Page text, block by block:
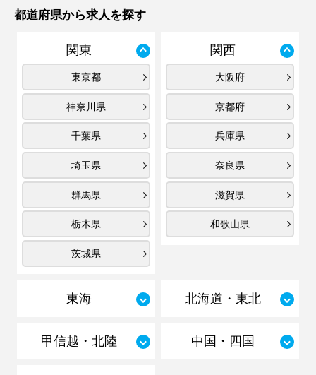
都道府県から求人を探す
関東
東京都
神奈川県
千葉県
埼玉県
群馬県
栃木県
茨城県
関西
大阪府
京都府
兵庫県
奈良県
滋賀県
和歌山県
東海 北海道・東北
甲信越・北陸 中国・四国